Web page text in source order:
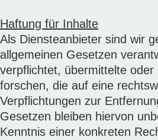
Haftung für Inhalte
Als Diensteanbieter sind wir
allgemeinen Gesetzen
verpflichtet, übermittelte
forschen, die auf eine
Verpflichtungen zur
Gesetzen bleiben hiervon
Kenntnis einer konkreten